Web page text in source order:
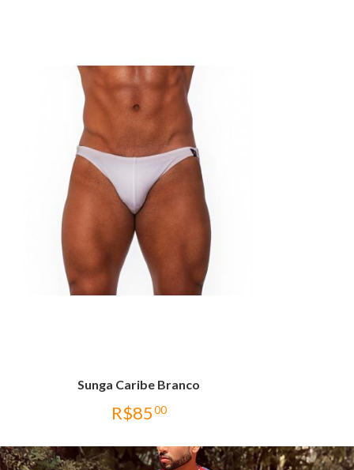
Sunga Caribe Branco
R$8500